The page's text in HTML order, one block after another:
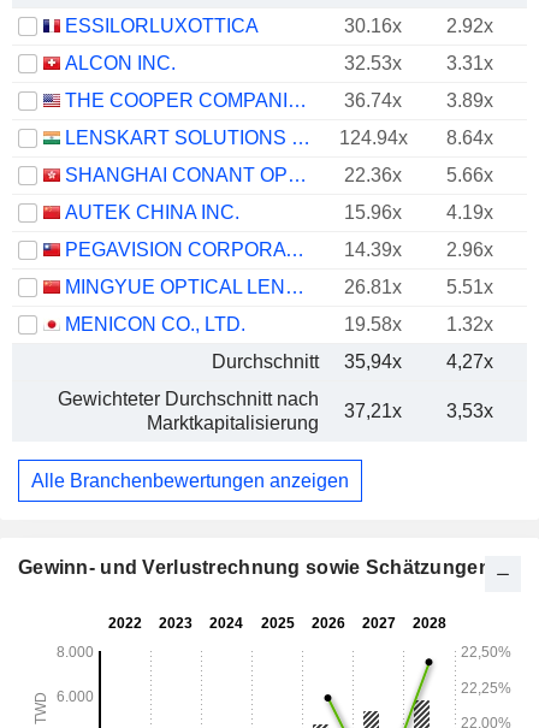
ESSILORLUXOTTICA
30.16x 2.92x
ALCON INC.
32.53x 3.31x
THE COOPER COMPANIES, INC.
36.74x 3.89x
LENSKART SOLUTIONS LIMITED
124.94x 8.64x
SHANGHAI CONANT OPTICAL CO., LTD.
22.36x 5.66x
AUTEK CHINA INC.
15.96x
4.19x
PEGAVISION CORPORATION
14.39x
2.96x
MINGYUE OPTICAL LENS CO.,LTD.
26.81x 5.51x
MENICON CO., LTD.
19.58x
1.32x
Durchschnitt
35,94x 4,27x
Gewichteter Durchschnitt nach
Marktkapitalisierung
37,21x 3,53x
Alle Branchenbewertungen anzeigen
Gewinn- und Verlustrechnung sowie Schätzungen